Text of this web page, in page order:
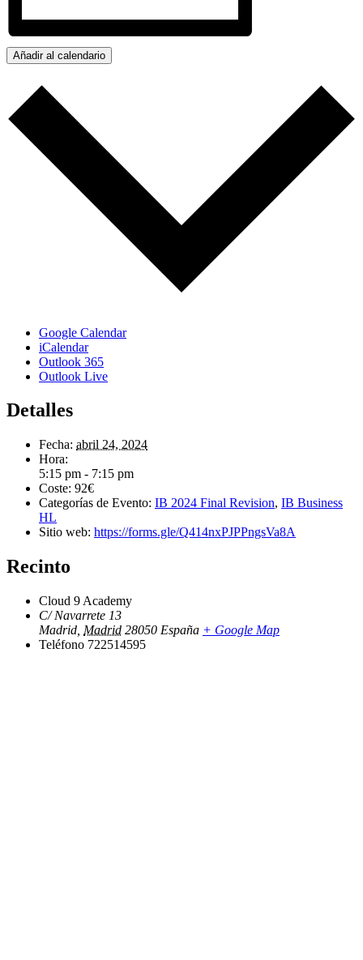
Añadir al calendario
Google Calendar
iCalendar
Outlook 365
Outlook Live
Detalles
Fecha: abril 24, 2024
Hora:
5:15 pm - 7:15 pm
Coste: 92€
Categorías de Evento: IB 2024 Final Revision, IB Business
HL
Sitio web: https://forms.gle/Q414nxPJPPngsVa8A
Recinto
Cloud 9 Academy
C/ Navarrete 13
Madrid Madrid 28050 España + Google Map
Teléfono 722514595